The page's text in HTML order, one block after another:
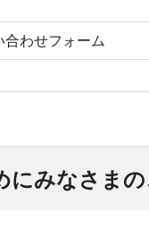
合わせフォーム
にみなさま